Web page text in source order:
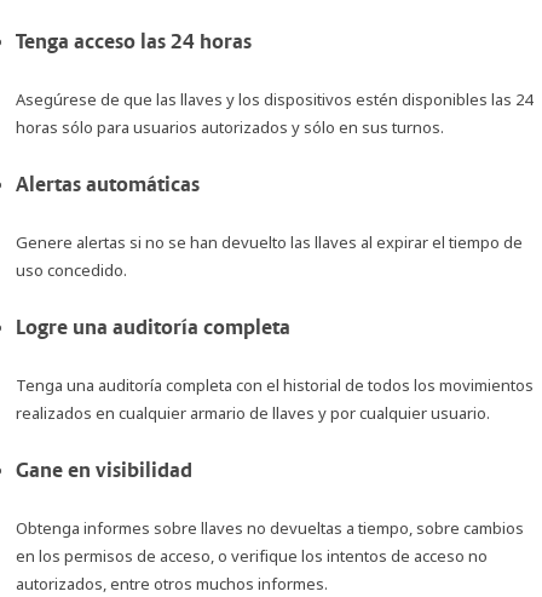
Tenga acceso las 24 horas
Asegúrese de que las llaves y los dispositivos estén disponibles las 24
horas sólo para usuarios autorizados y sólo en sus turnos.
Alertas automáticas
Genere alertas si no se han devuelto las llaves al expirar el tiempo de
uso concedido.
Logre una auditoría completa
Tenga una auditoría completa con el historial de todos los movimientos
realizados en cualquier armario de llaves y por cualquier usuario.
Gane en visibilidad
Obtenga informes sobre llaves no devueltas a tiempo, sobre cambios
en los permisos de acceso, o verifique los intentos de acceso no
autorizados, entre otros muchos informes.